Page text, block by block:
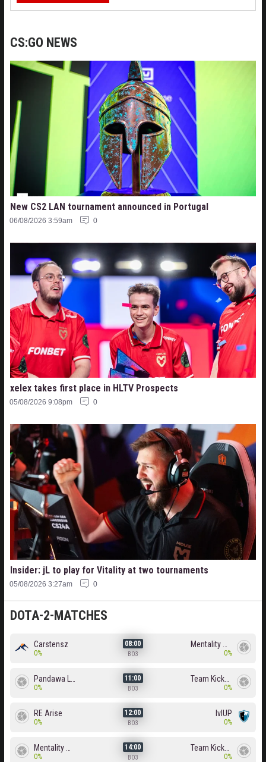
DOTA-2-MATCHES
Carstensz
0%
08:00
BO3 0%
0%
11:00
BO3 0%
RE Arise
0%
12:00
BO3
lvlUP
0%
0%
14:00
BO3 0%
CS:GO NEWS
New CS2 LAN tournament announced in Portugal
06/08/2026 3:59am 0
xelex⁠ takes first place in HLTV Prospects
05/08/2026 9:08pm 0
Insider: jL to play for Vitality at two tournaments
05/08/2026 3:27am 0